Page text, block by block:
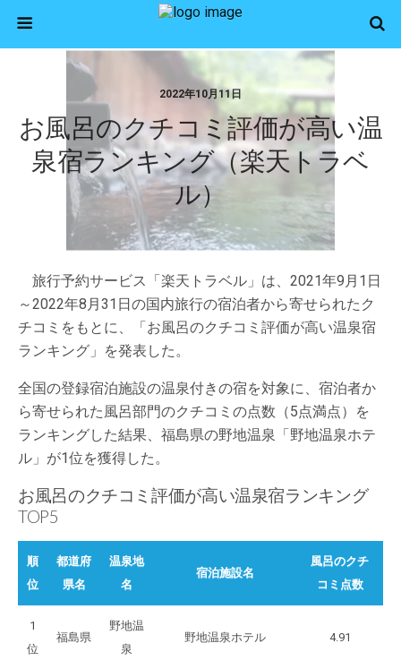
2022年10月11日
お風呂のクチコミ評価が高い温
泉宿ランキング（楽天トラベ
ル）
旅行予約サービス「楽天トラベル」は、2021年9月1日
～2022年8月31日の国内旅行の宿泊者から寄せられたク
チコミをもとに、「お風呂のクチコミ評価が高い温泉宿
ランキング」を発表した。
全国の登録宿泊施設の温泉付きの宿を対象に、宿泊者か
ら寄せられた風呂部門のクチコミの点数（5点満点）を
ランキングした結果、福島県の野地温泉「野地温泉ホテ
ル」が1位を獲得した。
お風呂のクチコミ評価が高い温泉宿ランキング
TOP5
順
位
都道府
県名
温泉地
名
宿泊施設名
風呂のクチ
コミ点数
1
位
福島県
野地温
泉
野地温泉ホテル 4.91